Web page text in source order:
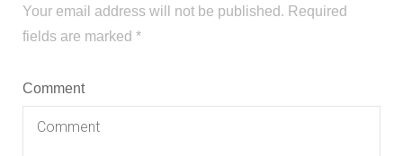
Your email address will not be published. Required
fields are marked *
Comment